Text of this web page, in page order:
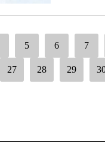
5 6 7
27 28 29